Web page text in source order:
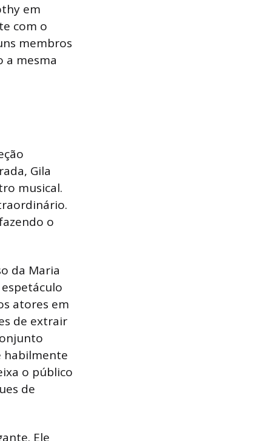
em
com o
membros
a mesma
Gila
musical.
o
da Maria
atores em
de extrair
habilmente
o público
de
Ele